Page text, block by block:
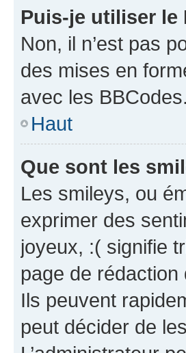
Puis-je utiliser le
Non, il n’est pas
des mises en
avec les BBCodes.
Haut
Que sont les
Les smileys, ou
exprimer des
joyeux, :( signifie
page de
Ils peuvent
peut décider de